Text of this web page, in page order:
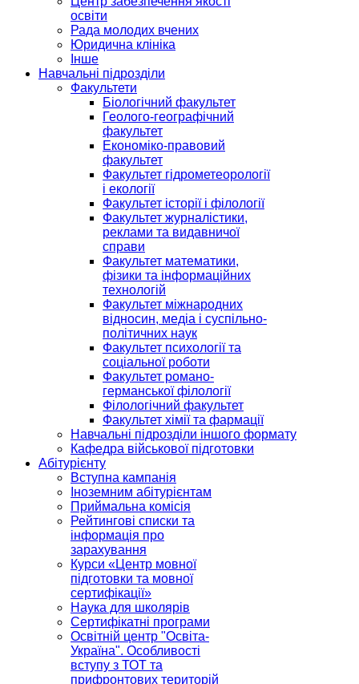
освіти
Рада молодих вчених
Юридична клініка
Інше
Навчальні підрозділи
Факультети
Біологічний факультет
Геолого-географічний
факультет
Економіко-правовий
факультет
Факультет гідрометеорології
і екології
Факультет історії і філології
Факультет журналістики,
реклами та видавничої
справи
Факультет математики,
фізики та інформаційних
технологій
Факультет міжнародних
відносин, медіа і суспільно-
політичних наук
Факультет психології та
соціальної роботи
Факультет романо-
германської філології
Філологічний факультет
Факультет хімії та фармації
Навчальні підрозділи іншого формату
Кафедра військової підготовки
Абітурієнту
Вступна кампанія
Іноземним абітурієнтам
Приймальна комісія
Рейтингові списки та
інформація про
зарахування
Курси «Центр мовної
підготовки та мовної
сертифікації»
Наука для школярів
Сертифікатні програми
Освітній центр "Освіта-
Україна". Особливості
вступу з ТОТ та
прифронтових територій